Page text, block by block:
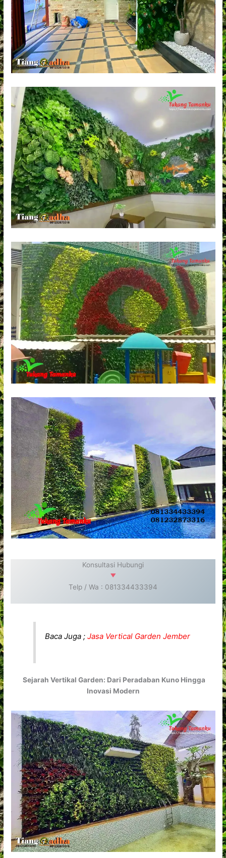
Konsultasi Hubungi
Telp / Wa : 081334433394
Baca Juga ;Jasa Vertical Garden Jember
Sejarah Vertikal Garden: Dari Peradaban Kuno Hingga
Inovasi Modern